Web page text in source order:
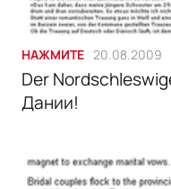
НАЖМИТЕ 20.08.2009
Der
Дании!